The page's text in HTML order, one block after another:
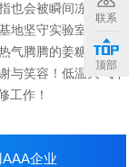
也会被瞬间冻僵，就
地坚守实验室改建工
气腾腾的姜糖水，天
与笑容！低温天气下
工作！
企业
联系
顶部